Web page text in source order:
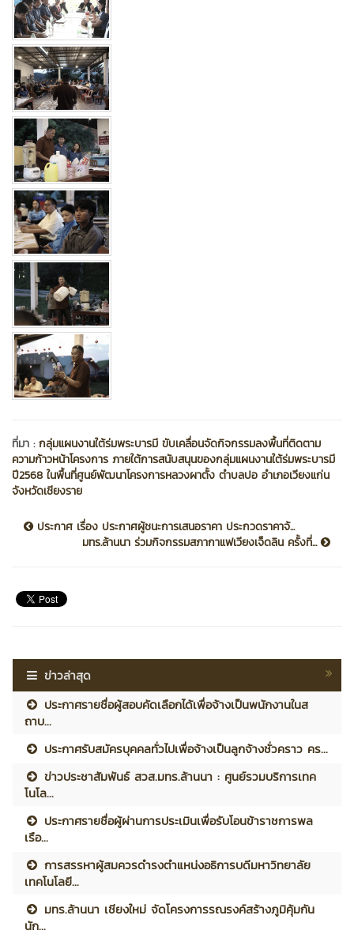
ที่มา :กลุ่มแผนงานใต้ร่มพระบารมี ขับเคลื่อนจัดกิจกรรมลงพื้นที่ติดตาม
ความก้าวหน้าโครงการ ภายใต้การสนับสนุนของกลุ่มแผนงานใต้ร่มพระบารมี
ปี2568 ในพื้นที่ศูนย์พัฒนาโครงการหลวงผาตั้ง ตำบลปอ อำเภอเวียงแก่น
จังหวัดเชียงราย
ประกาศ เรื่อง ประกาศผู้ชนะการเสนอราคา ประกวดราคาจ้...
มทร.ล้านนา ร่วมกิจกรรมสภากาแฟเวียงเจ็ดลิน ครั้งที่...
ข่าวล่าสุด
ประกาศรายชื่อผู้สอบคัดเลือกได้เพื่อจ้างเป็นพนักงานในส
ถาบ...
ประกาศรับสมัครบุคคลทั่วไปเพื่อจ้างเป็นลูกจ้างชั่วคราว คร...
ข่าวประชาสัมพันธ์ สวส.มทร.ล้านนา : ศูนย์รวมบริการเทค
โนโล...
ประกาศรายชื่อผู้ผ่านการประเมินเพื่อรับโอนข้าราชการพล
เรือ...
การสรรหาผู้สมควรดำรงตำแหน่งอธิการบดีมหาวิทยาลัย
เทคโนโลยี...
มทร.ล้านนา เชียงใหม่ จัดโครงการรณรงค์สร้างภูมิคุ้มกัน
นัก...